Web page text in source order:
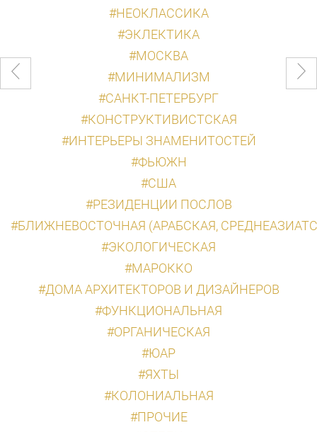
#НЕОКЛАССИКА
#ЭКЛЕКТИКА
#МОСКВА
#МИНИМАЛИЗМ
#САНКТ-ПЕТЕРБУРГ
#КОНСТРУКТИВИСТСКАЯ
#ИНТЕРЬЕРЫ ЗНАМЕНИТОСТЕЙ
#ФЬЮЖН
#США
#РЕЗИДЕНЦИИ ПОСЛОВ
#БЛИЖНЕВОСТОЧНАЯ (АРАБСКАЯ,
#ЭКОЛОГИЧЕСКАЯ
#МАРОККО
#ДОМА АРХИТЕКТОРОВ И ДИЗАЙНЕРОВ
#ФУНКЦИОНАЛЬНАЯ
#ОРГАНИЧЕСКАЯ
#ЮАР
#ЯХТЫ
#КОЛОНИАЛЬНАЯ
#ПРОЧИЕ